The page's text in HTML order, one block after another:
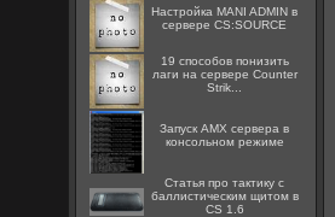
Настройка MANI ADMIN в
сервере CS:SOURCE
19 способов понизить
лаги на сервере Counter
Strik...
Запуск AMX сервера в
консольном режиме
Статья про тактику с
баллистическим щитом в
CS 1.6